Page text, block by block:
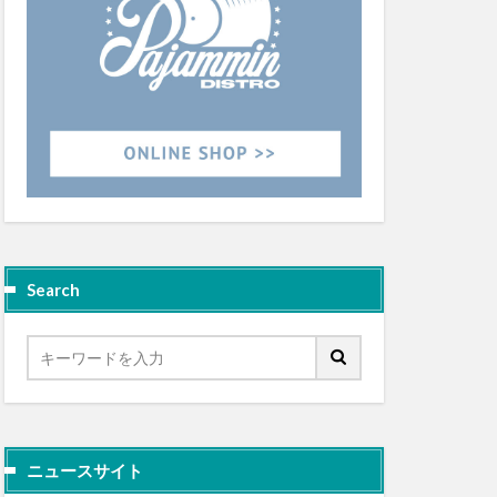
Search
ニュースサイト